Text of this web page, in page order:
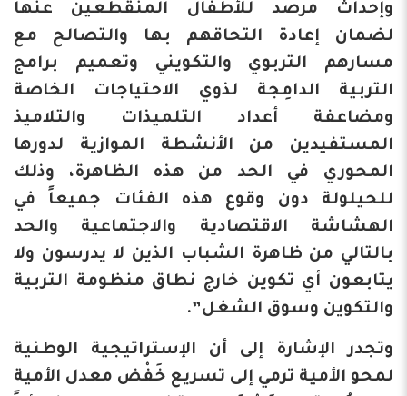
وإحداث مرصد للأطفال المنقطعين عنها
لضمان إعادة التحاقهم بها والتصالح مع
مسارهم التربوي والتكويني وتعميم برامج
التربية الدامِجة لذوي الاحتياجات الخاصة
ومضاعفة أعداد التلميذات والتلاميذ
المستفيدين من الأنشطة الموازية لدورها
المحوري في الحد من هذه الظاهرة، وذلك
للحيلولة دون وقوع هذه الفئات جميعاً في
الهشاشة الاقتصادية والاجتماعية والحد
بالتالي من ظاهرة الشباب الذين لا يدرسون ولا
يتابعون أي تكوين خارج نطاق منظومة التربية
والتكوين وسوق الشغل”.
وتجدر الإشارة إلى أن الإستراتيجية الوطنية
لمحو الأمية ترمي إلى تسريع خَفْض معدل الأمية